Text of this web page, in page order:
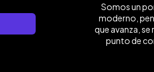
Somos un
moderno,
que avanza, se
punto de